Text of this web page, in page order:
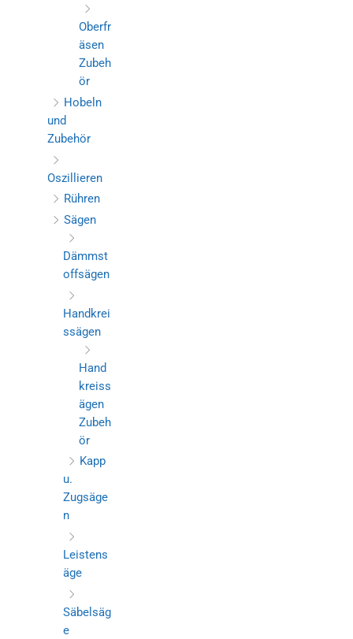
Oberfr
äsen
Zubeh
ör
Hobeln
und
Zubehör
Oszillieren
Rühren
Sägen
Dämmst
offsägen
Handkrei
ssägen
Hand
kreiss
ägen
Zubeh
ör
Kapp
u.
Zugsäge
n
Leistens
äge
Säbelsäg
e